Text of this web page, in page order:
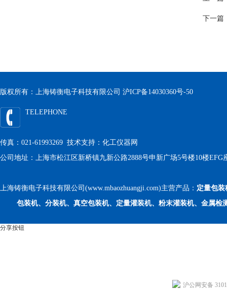
下一篇
版权所有：上海铸衡电子科技有限公司 沪ICP备14030360号-50
TELEPHONE
传真：021-61993269 技术支持： 化工仪器网
公司地址：上海市松江区新桥镇九新公路2888号申新广场5号楼10楼EFG
上海铸衡电子科技有限公司(www.mbaozhuangji.com)主营产品： 定量包装
包装机、分装机、真空包装机、定量灌装机、粉末灌装机、金属检
分享按钮
沪公网安备